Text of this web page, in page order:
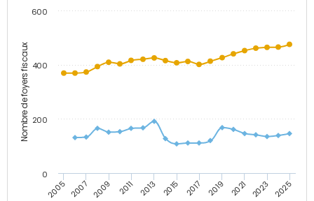
Nombre de foyers fiscaux
2005 2007 2009 2011 2013 2015 2017 2019 2021 2023 2025
0
200
400
600